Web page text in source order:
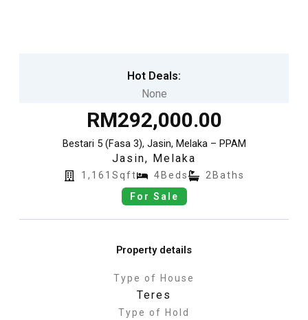
Hot Deals:
None
RM292,000.00
Bestari 5 (Fasa 3), Jasin, Melaka – PPAM
Jasin, Melaka
1,161Sqft 4Beds
2Baths
For Sale
Property details
Type of House
Teres
Type of Hold